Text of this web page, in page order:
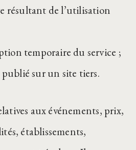
résultant de l’utilisation
temporaire du service ;
sur un site tiers.
aux événements, prix,
établissements,